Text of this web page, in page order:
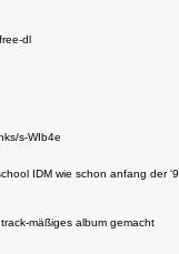
dl
s-WIb4e
IDM wie schon anfang der
mäßiges album gemacht